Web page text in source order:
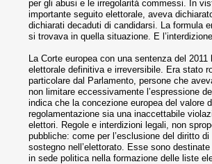
per gli abusi e le irregolarità commessi. In
importante seguito elettorale, aveva
dichiarati decaduti di candidarsi. La formula
si trovava in quella situazione. E
La Corte europea con una sentenza del
elettorale definitiva e irreversibile. Era stato
particolare dal Parlamento, persone che
non limitare eccessivamente l’espressione
indica che la concezione europea del valore
regolamentazione sia una inaccettabile
elettori. Regole e interdizioni legali, non
pubbliche: come per l’esclusione del diritto
sostegno nell’elettorato. Esse sono
in sede politica nella formazione delle liste